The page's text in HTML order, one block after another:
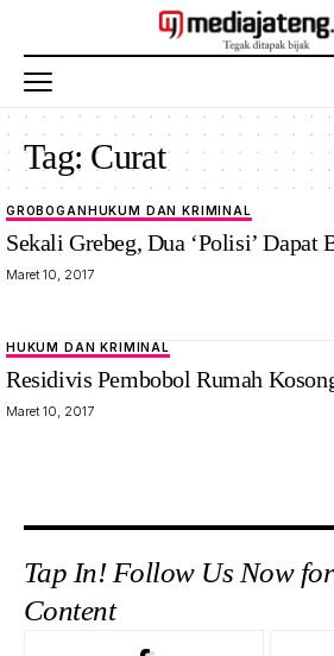
Tag: Curat
GROBOGANHUKUM DAN KRIMINAL
Sekali Grebeg, Dua ‘Polisi’ Dapat
Maret 10, 2017
HUKUM DAN KRIMINAL
Residivis Pembobol Rumah
Maret 10, 2017
Tap In! Follow Us Now
Content